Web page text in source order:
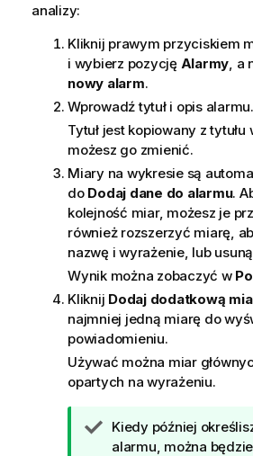
analizy:
Kliknij prawym przyciskiem
i wybierz pozycję Alarmy, a
nowy alarm.
Wprowadź tytuł i opis alarmu.
Tytuł jest kopiowany z tytułu
możesz go zmienić.
Miary na wykresie są
do Dodaj dane do alarmu.
kolejność miar, możesz je
również rozszerzyć miarę,
nazwę i wyrażenie, lub
Wynik można zobaczyć w
Kliknij Dodaj dodatkową
najmniej jedną miarę do
powiadomieniu.
Używać można miar
opartych na wyrażeniu.
W
s
Kiedy później
alarmu, można